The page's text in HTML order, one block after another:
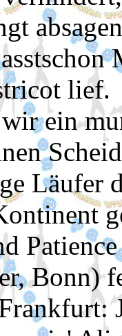
lief.
ein
Läufer
Bonn)